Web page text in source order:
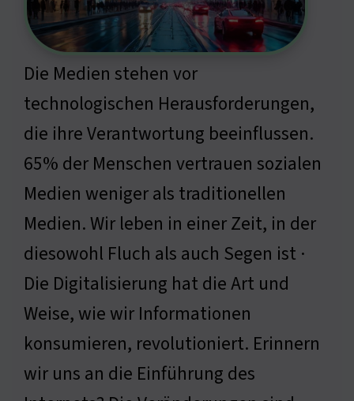
Die Medien stehen vor
technologischen Herausforderungen,
die ihre Verantwortung beeinflussen.
65% der Menschen vertrauen sozialen
Medien weniger als traditionellen
Medien. Wir leben in einer Zeit, in der
diesowohl Fluch als auch Segen ist ·
Die Digitalisierung hat die Art und
Weise, wie wir Informationen
konsumieren, revolutioniert. Erinnern
wir uns an die Einführung des